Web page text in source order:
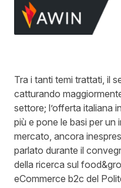
Tra i tanti temi trattati, il
catturando
settore; l’offerta italiana
più e pone le basi per un
mercato, ancora
parlato durante il
della ricerca sul
eCommerce b2c del